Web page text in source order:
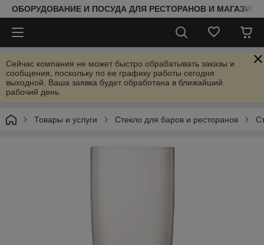
ОБОРУДОВАНИЕ И ПОСУДА ДЛЯ РЕСТОРАНОВ И
Сейчас компания не может быстро обрабатывать заказы и
сообщения, поскольку по ее графику работы сегодня
выходной. Ваша заявка будет обработана в ближайший
рабочий день.
Товары и услуги Стекло для баров и ресторанов